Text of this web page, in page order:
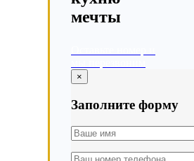
мечты
×
Заполните форму